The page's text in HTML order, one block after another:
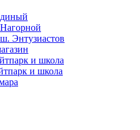
Энтузиастов
и школа
и школа